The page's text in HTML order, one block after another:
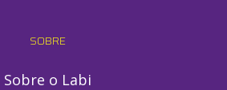
SOBRE
Sobre o Labi